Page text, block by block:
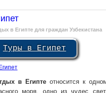
в Египте для граждан Узбекистана
Туры в Египет
Египет
в Египте относится к
моря, одно из чудес